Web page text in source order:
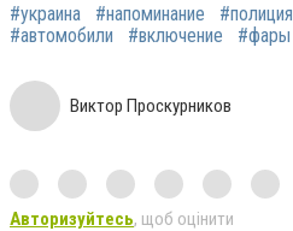
#украина #напоминание #полиция
#автомобили
#включение #фары
Виктор Проскурников
Авторизуйтесь, щоб оцінити